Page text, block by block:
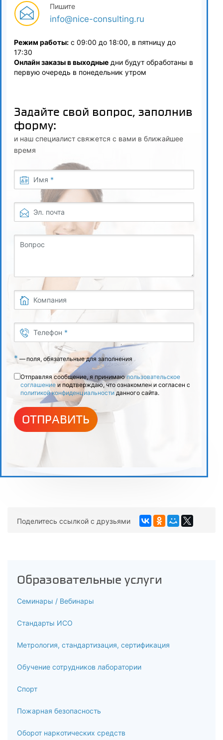
Образовательные услуги
Семинары / Вебинары
Стандарты ИСО
Метрология, стандартизация, сертификация
Обучение сотрудников лаборатории
Спорт
Пожарная безопасность
Оборот наркотических средств
Пишите
info@nice-consulting.ru
Режим работы: с 09:00 до 18:00, в пятницу до
17:30
Онлайн заказы в выходные дни будут обработаны в
первую очередь в понедельник утром
Задайте свой вопрос, заполнив
форму:
и наш специалист свяжется с вами в ближайшее
время
Имя *
Эл. почта
Вопрос
Компания
Телефон *
* —поля, обязательные для заполнения
Отправляя сообщение, я принимаюпользовательское
соглашение и подтверждаю, что ознакомлен и согласен с
политикой конфиденциальности данного сайта.
ОТПРАВИТЬ
Поделитесь ссылкой с друзьями